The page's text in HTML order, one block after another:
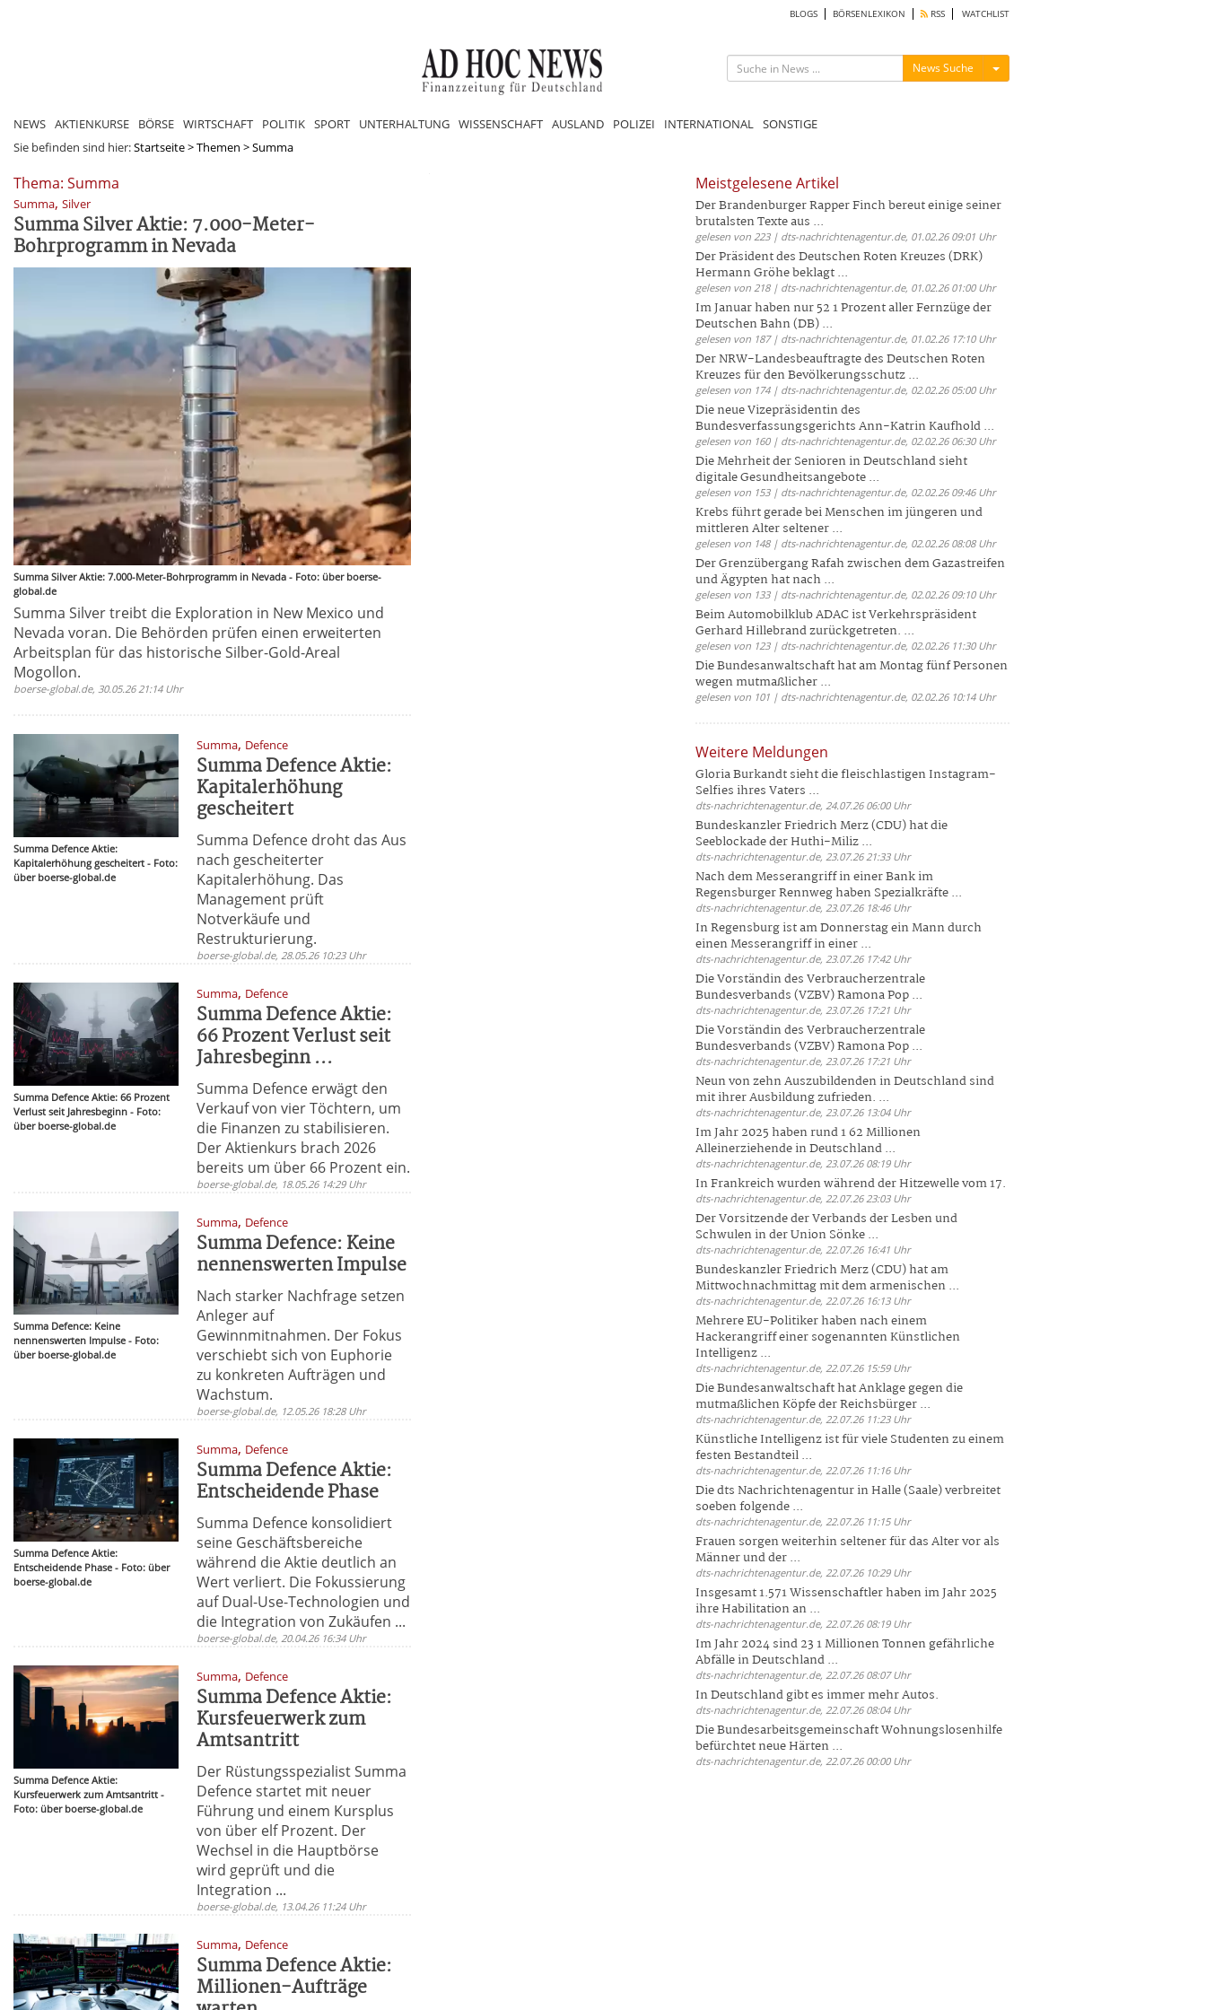
BLOGS BÖRSENLEXIKON RSS WATCHLIST
News Suche Menü ein-/ausblenden
NEWS AKTIENKURSE BÖRSE WIRTSCHAFT POLITIK SPORT UNTERHALTUNG WISSENSCHAFT AUSLAND POLIZEI INTERNATIONAL SONSTIGE
Sie befinden sind hier:Startseite>Themen >Summa
Thema: Summa
Summa, Silver
Summa Silver Aktie: 7.000-Meter-
Bohrprogramm in Nevada
Summa Silver Aktie: 7.000-Meter-Bohrprogramm in Nevada - Foto: über boerse-
global.de
Summa Silver treibt die Exploration in New Mexico und
Nevada voran. Die Behörden prüfen einen erweiterten
Arbeitsplan für das historische Silber-Gold-Areal
Mogollon.
boerse-global.de, 30.05.26 21:14 Uhr
Summa Defence Aktie:
Kapitalerhöhung gescheitert - Foto:
über boerse-global.de
Summa, Defence
Summa Defence Aktie:
Kapitalerhöhung
gescheitert
Summa Defence droht das Aus
nach gescheiterter
Kapitalerhöhung. Das
Management prüft
Notverkäufe und
Restrukturierung.
boerse-global.de, 28.05.26 10:23 Uhr
Summa Defence Aktie: 66 Prozent
Verlust seit Jahresbeginn - Foto:
über boerse-global.de
Summa, Defence
Summa Defence Aktie:
66 Prozent Verlust seit
Jahresbeginn ...
Summa Defence erwägt den
Verkauf von vier Töchtern, um
die Finanzen zu stabilisieren.
Der Aktienkurs brach 2026
bereits um über 66 Prozent ein.
boerse-global.de, 18.05.26 14:29 Uhr
Summa Defence: Keine
nennenswerten Impulse - Foto:
über boerse-global.de
Summa, Defence
Summa Defence: Keine
nennenswerten Impulse
Nach starker Nachfrage setzen
Anleger auf
Gewinnmitnahmen. Der Fokus
verschiebt sich von Euphorie
zu konkreten Aufträgen und
Wachstum.
boerse-global.de, 12.05.26 18:28 Uhr
Summa Defence Aktie:
Entscheidende Phase - Foto: über
boerse-global.de
Summa, Defence
Summa Defence Aktie:
Entscheidende Phase
Summa Defence konsolidiert
seine Geschäftsbereiche
während die Aktie deutlich an
Wert verliert. Die Fokussierung
auf Dual-Use-Technologien und
die Integration von Zukäufen ...
boerse-global.de, 20.04.26 16:34 Uhr
Summa Defence Aktie:
Kursfeuerwerk zum Amtsantritt -
Foto: über boerse-global.de
Summa, Defence
Summa Defence Aktie:
Kursfeuerwerk zum
Amtsantritt
Der Rüstungsspezialist Summa
Defence startet mit neuer
Führung und einem Kursplus
von über elf Prozent. Der
Wechsel in die Hauptbörse
wird geprüft und die
Integration ...
boerse-global.de, 13.04.26 11:24 Uhr
Summa, Defence
Summa Defence Aktie:
Millionen-Aufträge
Meistgelesene Artikel
Der Brandenburger Rapper Finch bereut einige seiner
brutalsten Texte aus ...
gelesen von 223 | dts-nachrichtenagentur.de, 01.02.26 09:01 Uhr
Der Präsident des Deutschen Roten Kreuzes (DRK)
Hermann Gröhe beklagt ...
gelesen von 218 | dts-nachrichtenagentur.de, 01.02.26 01:00 Uhr
Im Januar haben nur 52 1 Prozent aller Fernzüge der
Deutschen Bahn (DB) ...
gelesen von 187 | dts-nachrichtenagentur.de, 01.02.26 17:10 Uhr
Der NRW-Landesbeauftragte des Deutschen Roten
Kreuzes für den Bevölkerungsschutz ...
gelesen von 174 | dts-nachrichtenagentur.de, 02.02.26 05:00 Uhr
Die neue Vizepräsidentin des
Bundesverfassungsgerichts Ann-Katrin Kaufhold ...
gelesen von 160 | dts-nachrichtenagentur.de, 02.02.26 06:30 Uhr
Die Mehrheit der Senioren in Deutschland sieht
digitale Gesundheitsangebote ...
gelesen von 153 | dts-nachrichtenagentur.de, 02.02.26 09:46 Uhr
Krebs führt gerade bei Menschen im jüngeren und
mittleren Alter seltener ...
gelesen von 148 | dts-nachrichtenagentur.de, 02.02.26 08:08 Uhr
Der Grenzübergang Rafah zwischen dem Gazastreifen
und Ägypten hat nach ...
gelesen von 133 | dts-nachrichtenagentur.de, 02.02.26 09:10 Uhr
Beim Automobilklub ADAC ist Verkehrspräsident
Gerhard Hillebrand zurückgetreten. ...
gelesen von 123 | dts-nachrichtenagentur.de, 02.02.26 11:30 Uhr
Die Bundesanwaltschaft hat am Montag fünf Personen
wegen mutmaßlicher ...
gelesen von 101 | dts-nachrichtenagentur.de, 02.02.26 10:14 Uhr
Weitere Meldungen
Gloria Burkandt sieht die fleischlastigen Instagram-
Selfies ihres Vaters ...
dts-nachrichtenagentur.de, 24.07.26 06:00 Uhr
Bundeskanzler Friedrich Merz (CDU) hat die
Seeblockade der Huthi-Miliz ...
dts-nachrichtenagentur.de, 23.07.26 21:33 Uhr
Nach dem Messerangriff in einer Bank im
Regensburger Rennweg haben Spezialkräfte ...
dts-nachrichtenagentur.de, 23.07.26 18:46 Uhr
In Regensburg ist am Donnerstag ein Mann durch
einen Messerangriff in einer ...
dts-nachrichtenagentur.de, 23.07.26 17:42 Uhr
Die Vorständin des Verbraucherzentrale
Bundesverbands (VZBV) Ramona Pop ...
dts-nachrichtenagentur.de, 23.07.26 17:21 Uhr
Die Vorständin des Verbraucherzentrale
Bundesverbands (VZBV) Ramona Pop ...
dts-nachrichtenagentur.de, 23.07.26 17:21 Uhr
Neun von zehn Auszubildenden in Deutschland sind
mit ihrer Ausbildung zufrieden. ...
dts-nachrichtenagentur.de, 23.07.26 13:04 Uhr
Im Jahr 2025 haben rund 1 62 Millionen
Alleinerziehende in Deutschland ...
dts-nachrichtenagentur.de, 23.07.26 08:19 Uhr
In Frankreich wurden während der Hitzewelle vom 17.
dts-nachrichtenagentur.de, 22.07.26 23:03 Uhr
Der Vorsitzende der Verbands der Lesben und
Schwulen in der Union Sönke ...
dts-nachrichtenagentur.de, 22.07.26 16:41 Uhr
Bundeskanzler Friedrich Merz (CDU) hat am
Mittwochnachmittag mit dem armenischen ...
dts-nachrichtenagentur.de, 22.07.26 16:13 Uhr
Mehrere EU-Politiker haben nach einem
Hackerangriff einer sogenannten Künstlichen
Intelligenz ...
dts-nachrichtenagentur.de, 22.07.26 15:59 Uhr
Die Bundesanwaltschaft hat Anklage gegen die
mutmaßlichen Köpfe der Reichsbürger ...
dts-nachrichtenagentur.de, 22.07.26 11:23 Uhr
Künstliche Intelligenz ist für viele Studenten zu einem
festen Bestandteil ...
dts-nachrichtenagentur.de, 22.07.26 11:16 Uhr
Die dts Nachrichtenagentur in Halle (Saale) verbreitet
soeben folgende ...
dts-nachrichtenagentur.de, 22.07.26 11:15 Uhr
Frauen sorgen weiterhin seltener für das Alter vor als
Männer und der ...
dts-nachrichtenagentur.de, 22.07.26 10:29 Uhr
Insgesamt 1.571 Wissenschaftler haben im Jahr 2025
ihre Habilitation an ...
dts-nachrichtenagentur.de, 22.07.26 08:19 Uhr
Im Jahr 2024 sind 23 1 Millionen Tonnen gefährliche
Abfälle in Deutschland ...
dts-nachrichtenagentur.de, 22.07.26 08:07 Uhr
In Deutschland gibt es immer mehr Autos.
dts-nachrichtenagentur.de, 22.07.26 08:04 Uhr
Die Bundesarbeitsgemeinschaft Wohnungslosenhilfe
befürchtet neue Härten ...
dts-nachrichtenagentur.de, 22.07.26 00:00 Uhr